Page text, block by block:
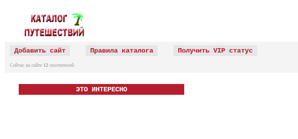
Добавить сайт Правила каталога Получить VIP статус
Сейчас на сайте 12 посетителей
ЭТО ИНТЕРЕСНО